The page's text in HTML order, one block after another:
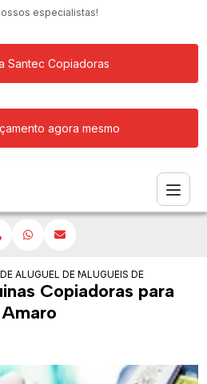
especialistas!
Santec Copiadoras
agora mesmo
COPIADORAS
ALUGUEL DE MAQUINA COPIADORA
ALUGUEIS DE MAQUINAS
Copiadoras para